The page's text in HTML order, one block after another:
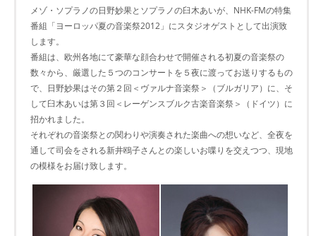
メゾ・ソプラノの日野妙果とソプラノの臼木あいが、NHK-FMの特集
番組「ヨーロッパ夏の音楽祭2012」にスタジオゲストとして出演致
します。
番組は、欧州各地にて豪華な顔合わせで開催される初夏の音楽祭の
数々から、厳選した５つのコンサートを５夜に渡ってお送りするもの
で、日野妙果はその第２回＜ヴァルナ音楽祭＞（ブルガリア）に、そ
して臼木あいは第３回＜レーゲンスブルク古楽音楽祭＞（ドイツ）に
招かれました。
それぞれの音楽祭との関わりや演奏された楽曲への想いなど、全夜を
通して司会をされる新井鴎子さんとの楽しいお喋りを交えつつ、現地
の模様をお届け致します。